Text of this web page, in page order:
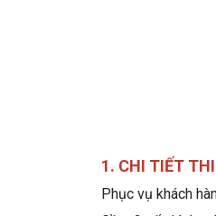
1. CHI TIẾT
Phục vụ khách